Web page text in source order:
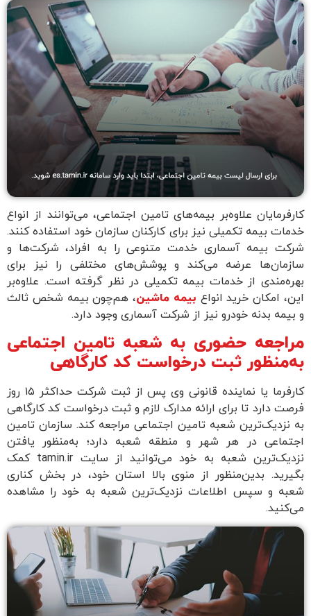
کارفرمایان علاوه‌بر بیمه‌های تامین اجتماعی، می‌توانند از انواع
خدمات بیمه تکمیلی نیز برای کارکنان سازمان خود استفاده کنند.
شرکت بیمه آسماری خدمت متنوعی را به افراد، شرکت‌ها و
سازمان‌ها عرضه می‌کند و پوشش‌های مختلفی را نیز برای
بهره‌مندی از خدمات بیمه تکمیلی در نظر گرفته است. علاوه‌بر
این،‌ امکان خرید انواع بیمه ماشین، هم‌چون بیمه شخص ثالث
و بیمه بدنه خودرو نیز از شرکت آسماری وجود دارد.
مراجعه حضوری به شعبه تامین اجتماعی
به‌منظور ثبت درخواست کد کارگاهی
کارفرما یا نماینده قانونی وی پس از ثبت شرکت حداکثر ۱۵ روز
فرصت دارد تا برای ارائه مدارک لازم و ثبت درخواست کد کارگاهی
به نزدیک‌ترین شعبه‌ تامین اجتماعی مراجعه کند. سازمان تامین
اجتماعی در هر شهر و منطقه شعبه دارد؛ به‌منظور یافتن
نزدیک‌ترین شعبه به خود می‌توانید از سایت tamin.ir کمک
بگیرید. بدین‌منظور از منوی بالا استان خود، در بخش کناری
شعبه و سپس اطلاعات نزدیک‌ترین شعبه به خود را مشاهده
‌می‌کنید.